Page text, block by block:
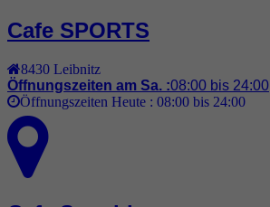
Cafe SPORTS
8430 Leibnitz
Öffnungszeiten am Sa. :08:00 bis 24:00
Öffnungszeiten Heute : 08:00 bis 24:00